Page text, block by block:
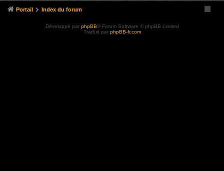
Portail Index du forum
Développé par phpBB® Forum Software © phpBB Limited
Traduit par phpBB-fr.com